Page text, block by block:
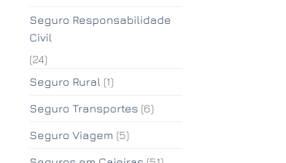
Seguro Responsabilidade
Civil
(24)
Seguro Rural (1)
Seguro Transportes (6)
Seguro Viagem (5)